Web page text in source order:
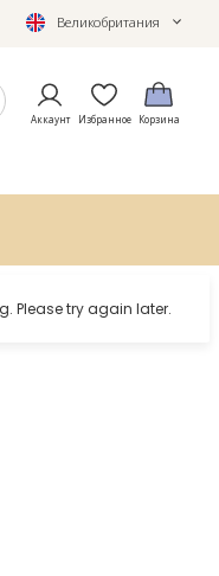
Великобритания
Аккаунт Избранное Корзина